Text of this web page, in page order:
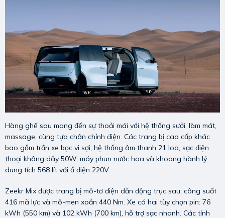
Hàng ghế sau mang đến sự thoải mái với hệ thống sưởi, làm mát,
massage, cùng tựa chân chỉnh điện. Các trang bị cao cấp khác
bao gồm trần xe bọc vi sợi, hệ thống âm thanh 21 loa, sạc điện
thoại không dây 50W, máy phun nước hoa và khoang hành lý
dung tích 568 lít với ổ điện 220V.
Zeekr Mix được trang bị mô-tơ điện dẫn động trục sau, công suất
416 mã lực và mô-men xoắn 440 Nm. Xe có hai tùy chọn pin: 76
kWh (550 km) và 102 kWh (700 km), hỗ trợ sạc nhanh. Các tính